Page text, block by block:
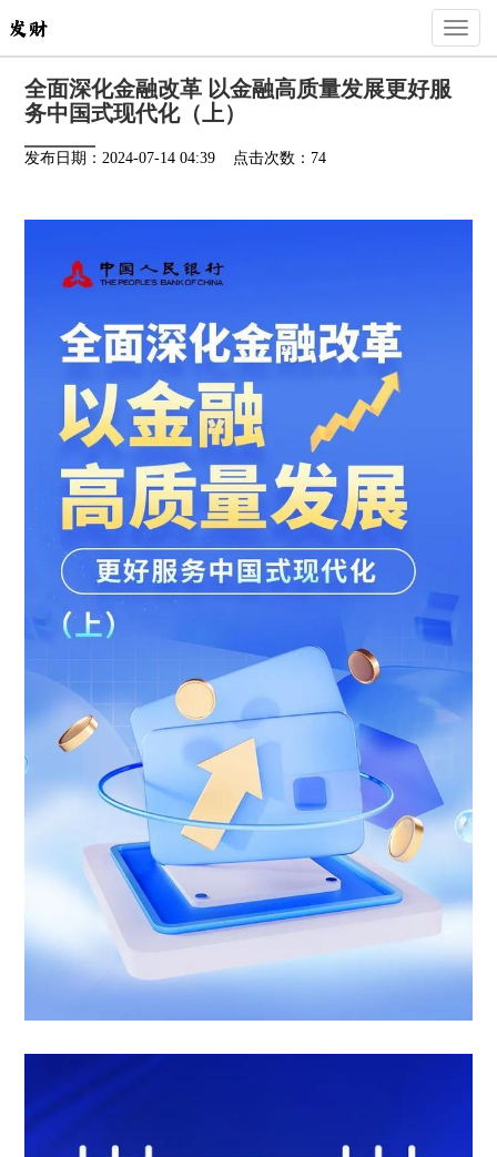
Toggle
全面深化金融改革 以金融高质量发展更好服
务中国式现代化（上）
发布日期：2024-07-14 04:39 点击次数：74